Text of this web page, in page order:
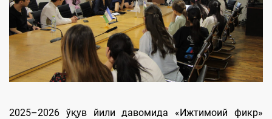
2025–2026 ўқув йили давомида «Ижтимоий фикр»